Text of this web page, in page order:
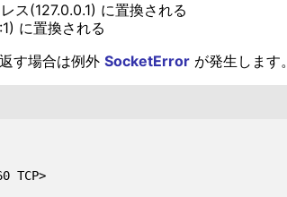
ス(127.0.0.1) に置換される
に置換される
す場合は例外 SocketErrorが発生します。
TCP>